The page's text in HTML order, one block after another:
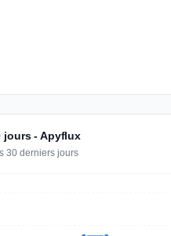
jours - Apyflux
30 derniers jours